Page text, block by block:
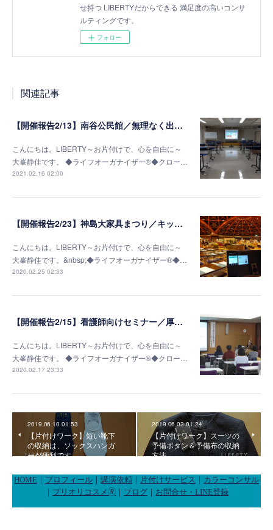
せ持つ LIBERTYだからできる 満足度の高いコンサ
ルティングです。
フォロー
関連記事
【開催報告2/13】南谷公民館／無理なく出来る終活準備～片付け編～
こんにちは。LIBERTY～お片付けで、心を自由に～
大峯静佳です。 ◆ライフオーガナイザー®◆クロー…
2021.02.16 02:00
【開催報告2/23】神島大家具まつり／キッチン棚収納セミナー
こんにちは。LIBERTY～お片付けで、心を自由に～
大峯静佳です。&nbsp;◆ライフオーガナイザー®◆…
2020.02.25 02:33
【開催報告2/15】看護師向けセミナー／厚生連高岡病院若草会様
こんにちは。LIBERTY～お片付けで、心を自由に～
大峯静佳です。 ◆ライフオーガナイザー®◆クロー…
2020.02.17 23:33
2019.06.10 01:53
【片付けワーク】短い靴下
の収納は、ソックスハンガ
ーが便利です
2019.06.03 01:24
【片付けワーク】スーツの
予備ボタン＆予備布の収納
方法